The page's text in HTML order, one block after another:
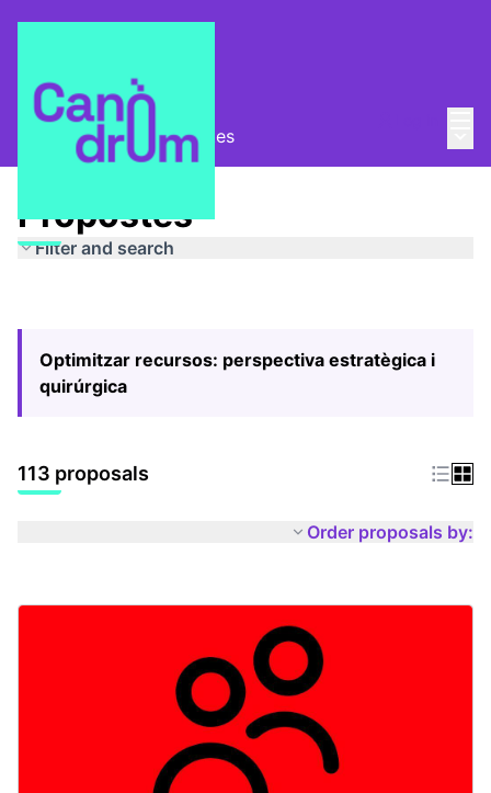
Pla Estratègic Propostes
Propostes
Filter and search
Optimitzar recursos: perspectiva estratègica i
quirúrgica
113 proposals
Order proposals by: